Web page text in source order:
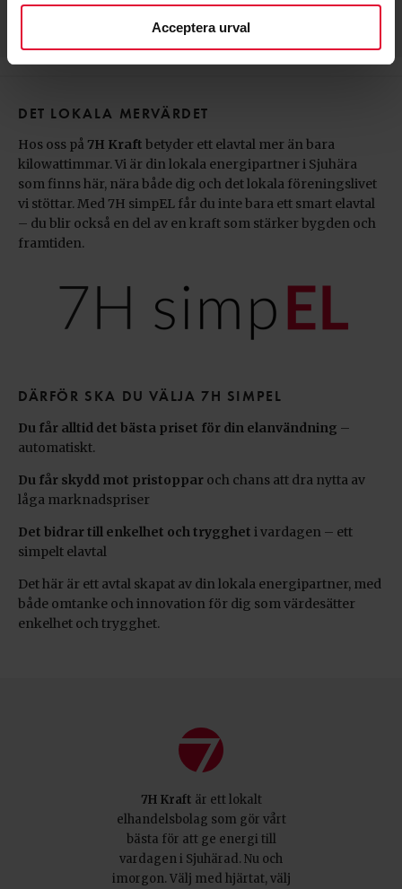
Acceptera urval
DET LOKALA MERVÄRDET
Hos oss på 7H Kraft betyder ett elavtal mer än bara
kilowattimmar. Vi är din lokala energipartner i Sjuhära
som finns här, nära både dig och det lokala föreningslivet
vi stöttar. Med 7H simpEL får du inte bara ett smart elavtal
– du blir också en del av en kraft som stärker bygden och
framtiden.
DÄRFÖR SKA DU VÄLJA 7H SIMPEL
Du får alltid det bästa priset för din elanvändning –
automatiskt.
Du får skydd mot pristoppar och chans att dra nytta av
låga marknadspriser
Det bidrar till enkelhet och trygghet i vardagen – ett
simpelt elavtal
Det här är ett avtal skapat av din lokala energipartner, med
både omtanke och innovation för dig som värdesätter
enkelhet och trygghet.
7H Kraft är ett lokalt
elhandelsbolag som gör vårt
bästa för att ge energi till
vardagen i Sjuhärad. Nu och
imorgon. Välj med hjärtat, välj